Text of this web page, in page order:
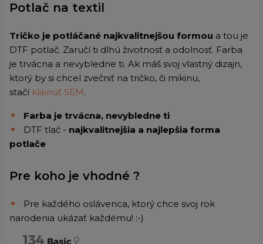
Potlač na textil
Tričko je potláčané najkvalitnejšou formou a tou je
DTF potlač. Zaručí ti dlhú životnosť a odolnosť. Farba
je trvácna a nevybledne ti. Ak máš svoj vlastný dizajn,
ktorý by si chcel zvečniť na tričko, či mikinu,
stačí kliknúť SEM.
Farba je trvácna, nevybledne ti
DTF tlač - najkvalitnejšia a najlepšia forma
potlače
Pre koho je vhodné ?
Pre každého oslávenca, ktorý chce svoj rok
narodenia ukázať každému! :-)